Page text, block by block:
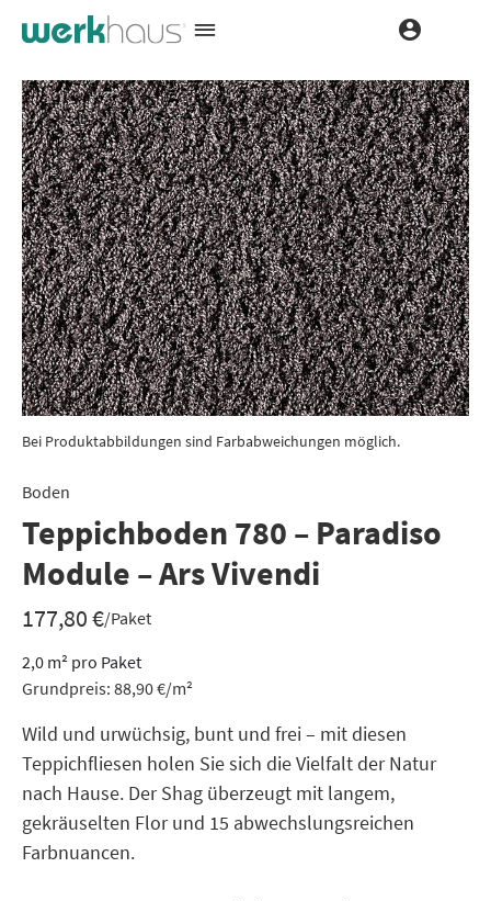
Bei Produktabbildungen sind Farbabweichungen möglich.
Boden
Teppichboden 780 – Paradiso
Module – Ars Vivendi
177,80€/Paket
2,0 m² pro Paket
Grundpreis: 88,90€/m²
Wild und urwüchsig, bunt und frei – mit diesen
Teppichfliesen holen Sie sich die Vielfalt der Natur
nach Hause. Der Shag überzeugt mit langem,
gekräuselten Flor und 15 abwechslungsreichen
Farbnuancen.